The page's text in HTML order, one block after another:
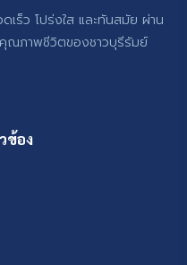
เร็ว โปร่งใส และทันสมัย ผ่าน
ณภาพชีวิตของชาวบุรีรัมย์
ข้อง